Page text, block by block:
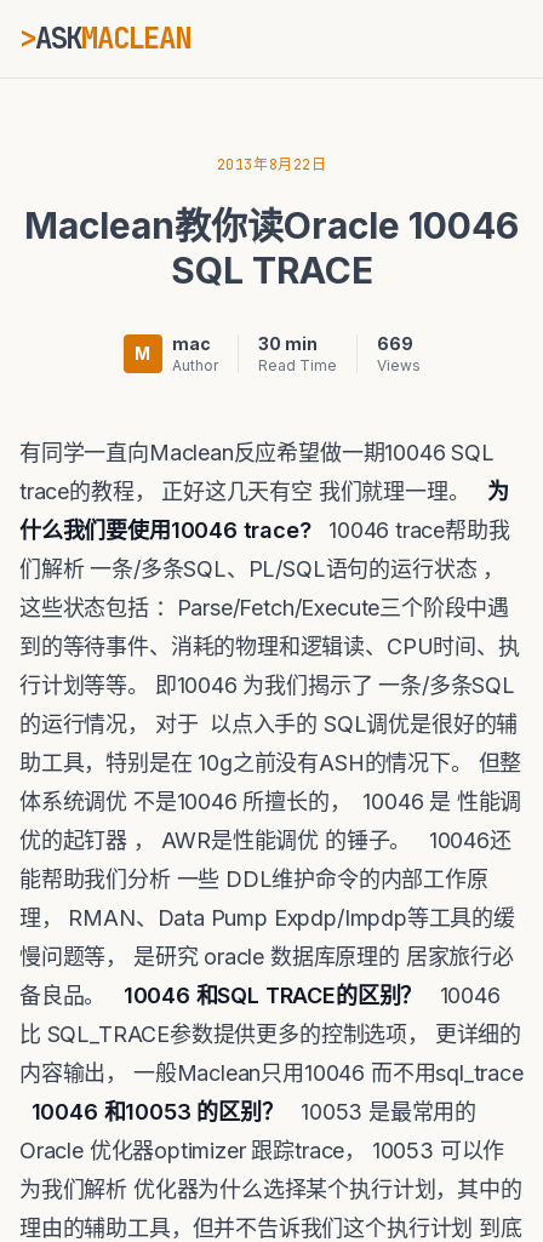
>ASKMACLEAN
⌘K Ctrl+K
2013年8月22日
Maclean教你读Oracle 10046
SQL TRACE
M mac
Author
30 min
Read Time
669
Views
有同学一直向Maclean反应希望做一期10046 SQL
trace的教程， 正好这几天有空 我们就理一理。 为
什么我们要使用10046 trace?10046 trace帮助我
们解析 一条/多条SQL、PL/SQL语句的运行状态 ，
这些状态包括 ：Parse/Fetch/Execute三个阶段中遇
到的等待事件、消耗的物理和逻辑读、CPU时间、执
行计划等等。 即10046 为我们揭示了 一条/多条SQL
的运行情况， 对于 以点入手的 SQL调优是很好的辅
助工具，特别是在 10g之前没有ASH的情况下。 但整
体系统调优 不是10046 所擅长的， 10046 是 性能调
优的起钉器 ， AWR是性能调优 的锤子。 10046还
能帮助我们分析 一些 DDL维护命令的内部工作原
理， RMAN、Data Pump Expdp/Impdp等工具的缓
慢问题等， 是研究 oracle 数据库原理的 居家旅行必
备良品。 10046 和SQL TRACE的区别？
10046
比 SQL_TRACE参数提供更多的控制选项， 更详细的
内容输出， 一般Maclean只用10046 而不用sql_trace
10046 和10053 的区别？
10053 是最常用的
Oracle 优化器optimizer 跟踪trace， 10053 可以作
为我们解析 优化器为什么选择某个执行计划，其中的
理由的辅助工具，但并不告诉我们这个执行计划 到底